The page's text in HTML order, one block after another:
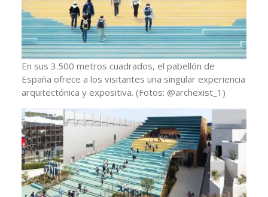
En sus 3.500 metros cuadrados, el pabellón de
España ofrece a los visitantes una singular experiencia
arquitectónica y expositiva. (Fotos: @archexist_1)